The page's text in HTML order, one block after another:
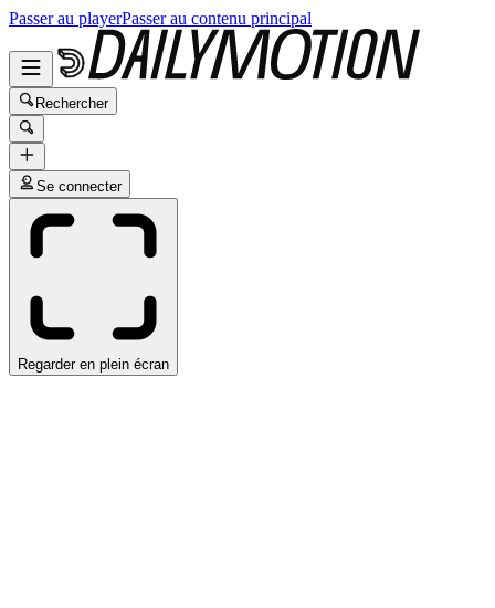
Passer au playerPasser au contenu principal
Rechercher
Se connecter
Regarder en plein écran